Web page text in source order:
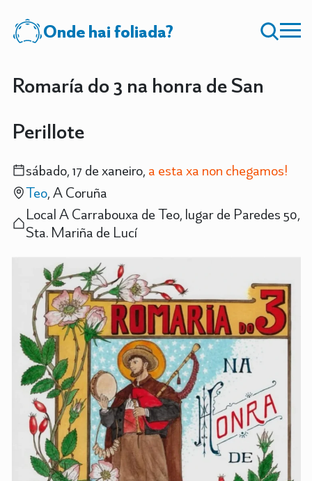
Onde hai foliada?
Romaría do 3 na honra de San
Perillote
sábado, 17 de xaneiro, a esta xa non chegamos!
Teo, A Coruña
Local A Carrabouxa de Teo, lugar de Paredes 50,
Sta. Mariña de Lucí